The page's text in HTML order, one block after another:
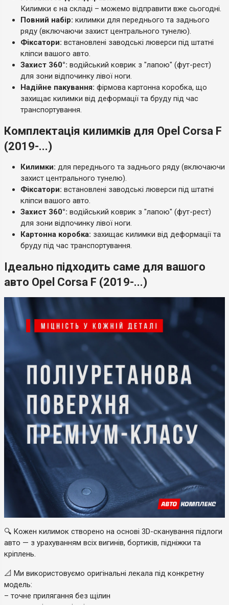
Килимки є на складі – можемо відправити вже сьогодні.
Повний набір: килимки для переднього та заднього
ряду (включаючи захист центрального тунелю).
Фіксатори: встановлені заводські люверси під штатні
кліпси вашого авто.
Захист 360°: водійський коврик з "лапою" (фут-рест)
для зони відпочинку лівої ноги.
Надійне пакування: фірмова картонна коробка, що
захищає килимки від деформації та бруду під час
транспортування.
Комплектація килимків для Opel Corsa F
(2019-...)
Килимки: для переднього та заднього ряду (включаючи
захист центрального тунелю).
Фіксатори: встановлені заводські люверси під штатні
кліпси вашого авто.
Захист 360°: водійський коврик з "лапою" (фут-рест)
для зони відпочинку лівої ноги.
Картонна коробка: захищає килимки від деформації та
бруду під час транспортування.
Ідеально підходить саме для вашого
авто Opel Corsa F (2019-...)
🔍 Кожен килимок створено на основі 3D-сканування підлоги
авто — з урахуванням всіх вигинів, бортиків, підніжки та
кріплень.
📐 Ми використовуємо оригінальні лекала під конкретну
модель:
– точне прилягання без щілин